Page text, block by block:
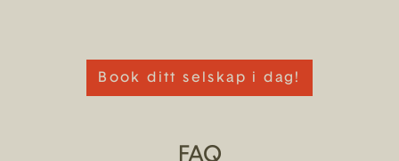
Book ditt selskap i dag!
FAQ